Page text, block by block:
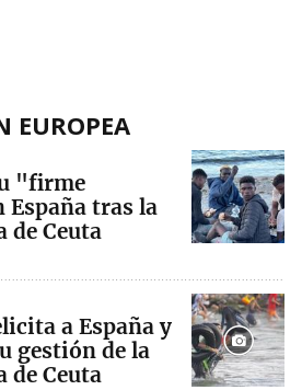
EUROPEA
"firme
tras la
Ceuta
a España y
gestión de la
Ceuta